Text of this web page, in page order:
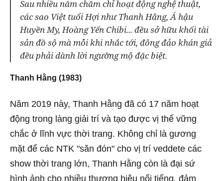
Sau nhiều năm chăm chỉ hoạt động nghệ thuật,
các sao Việt tuổi Hợi như Thanh Hằng, Á hậu
Huyền My, Hoàng Yến Chibi... đều sở hữu khối tài
sản đồ sộ mà mỗi khi nhắc tới, đông đảo khán giả
đều phải dành lời ngưỡng mộ đặc biệt.
Thanh Hằng (1983)
Năm 2019 này, Thanh Hằng đã có 17 năm hoạt
động trong làng giải trí và tạo được vị thế vững
chắc ở lĩnh vực thời trang. Không chỉ là gương
mặt để các NTK "săn đón" cho vị trí veddete các
show thời trang lớn, Thanh Hằng còn là đại sứ
hình ảnh cho nhiều thương hiệu nổi tiếng, đảm